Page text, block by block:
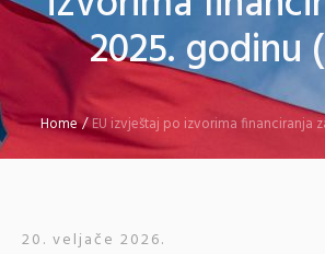
2025. godinu
Home/EU izvještaj po izvorima financiranja
20. veljače 2026.